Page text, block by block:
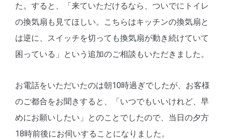
た。すると、「来ていただけるなら、ついでにトイレ
の換気扇も見てほしい。こちらはキッチンの換気扇と
は逆に、スイッチを切っても換気扇が動き続けていて
困っている」という追加のご相談もいただきました。
お電話をいただいたのは朝10時過ぎでしたが、お客様
のご都合をお聞きすると、「いつでもいいけれど、早
めにお願いしたい」とのことでしたので、当日の夕方
18時前後にお伺いすることになりました。